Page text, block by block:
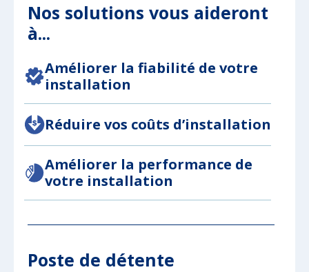
Nos solutions vous aideront
à...
Améliorer la fiabilité de votre
installation
Réduire vos coûts d’installation
Améliorer la performance de
votre installation
Poste de détente